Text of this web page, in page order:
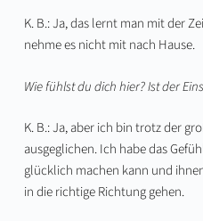
K. B.: Ja, das lernt man mit der
nehme es nicht mit nach Hause.
Wie fühlst du dich hier? Ist der
K. B.: Ja, aber ich bin trotz der
ausgeglichen. Ich habe das
glücklich machen kann und
in die richtige Richtung gehen.